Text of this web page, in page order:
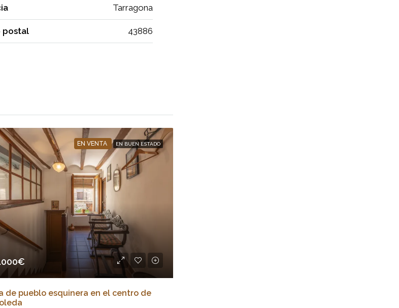
Tarragona
postal 43886
EN VENTA EN BUEN ESTADO
de pueblo esquinera en el centro de